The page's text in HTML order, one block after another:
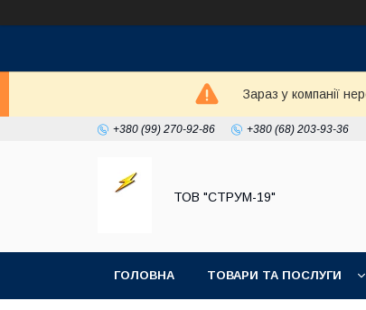
Зараз у компанії
+380 (99) 270-92-86 +380 (68) 203-93-36
ТОВ "СТРУМ-19"
ГОЛОВНА ТОВАРИ ТА ПОСЛУГИ